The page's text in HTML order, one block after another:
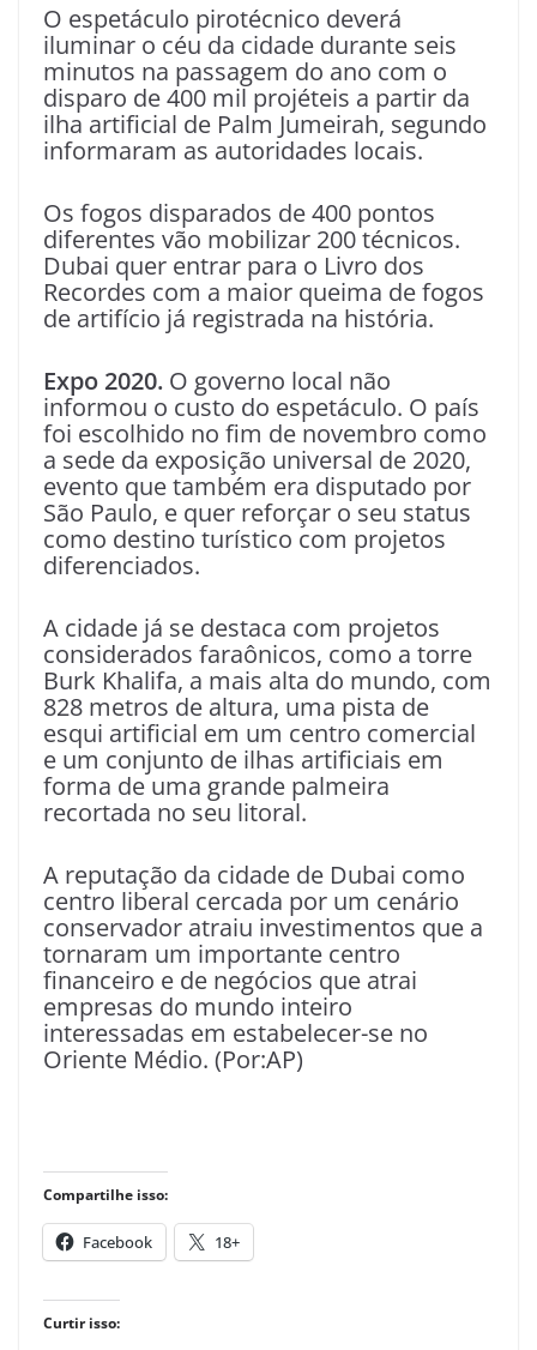
O espetáculo pirotécnico deverá
iluminar o céu da cidade durante seis
minutos na passagem do ano com o
disparo de 400 mil projéteis a partir da
ilha artificial de Palm Jumeirah, segundo
informaram as autoridades locais.
Os fogos disparados de 400 pontos
diferentes vão mobilizar 200 técnicos.
Dubai quer entrar para o Livro dos
Recordes com a maior queima de fogos
de artifício já registrada na história.
Expo 2020. O governo local não
informou o custo do espetáculo. O país
foi escolhido no fim de novembro como
a sede da exposição universal de 2020,
evento que também era disputado por
São Paulo, e quer reforçar o seu status
como destino turístico com projetos
diferenciados.
A cidade já se destaca com projetos
considerados faraônicos, como a torre
Burk Khalifa, a mais alta do mundo, com
828 metros de altura, uma pista de
esqui artificial em um centro comercial
e um conjunto de ilhas artificiais em
forma de uma grande palmeira
recortada no seu litoral.
A reputação da cidade de Dubai como
centro liberal cercada por um cenário
conservador atraiu investimentos que a
tornaram um importante centro
financeiro e de negócios que atrai
empresas do mundo inteiro
interessadas em estabelecer-se no
Oriente Médio. (Por:AP)
Compartilhe isso:
Facebook 18+
Curtir isso: